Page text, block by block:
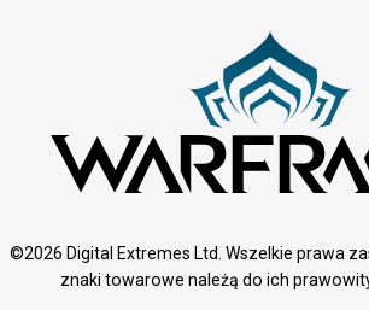
©2026 Digital Extremes Ltd. Wszelkie prawa
znaki towarowe należą do ich